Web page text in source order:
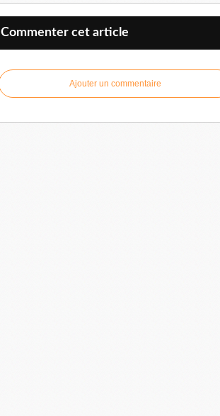
Commenter cet article
Ajouter un commentaire